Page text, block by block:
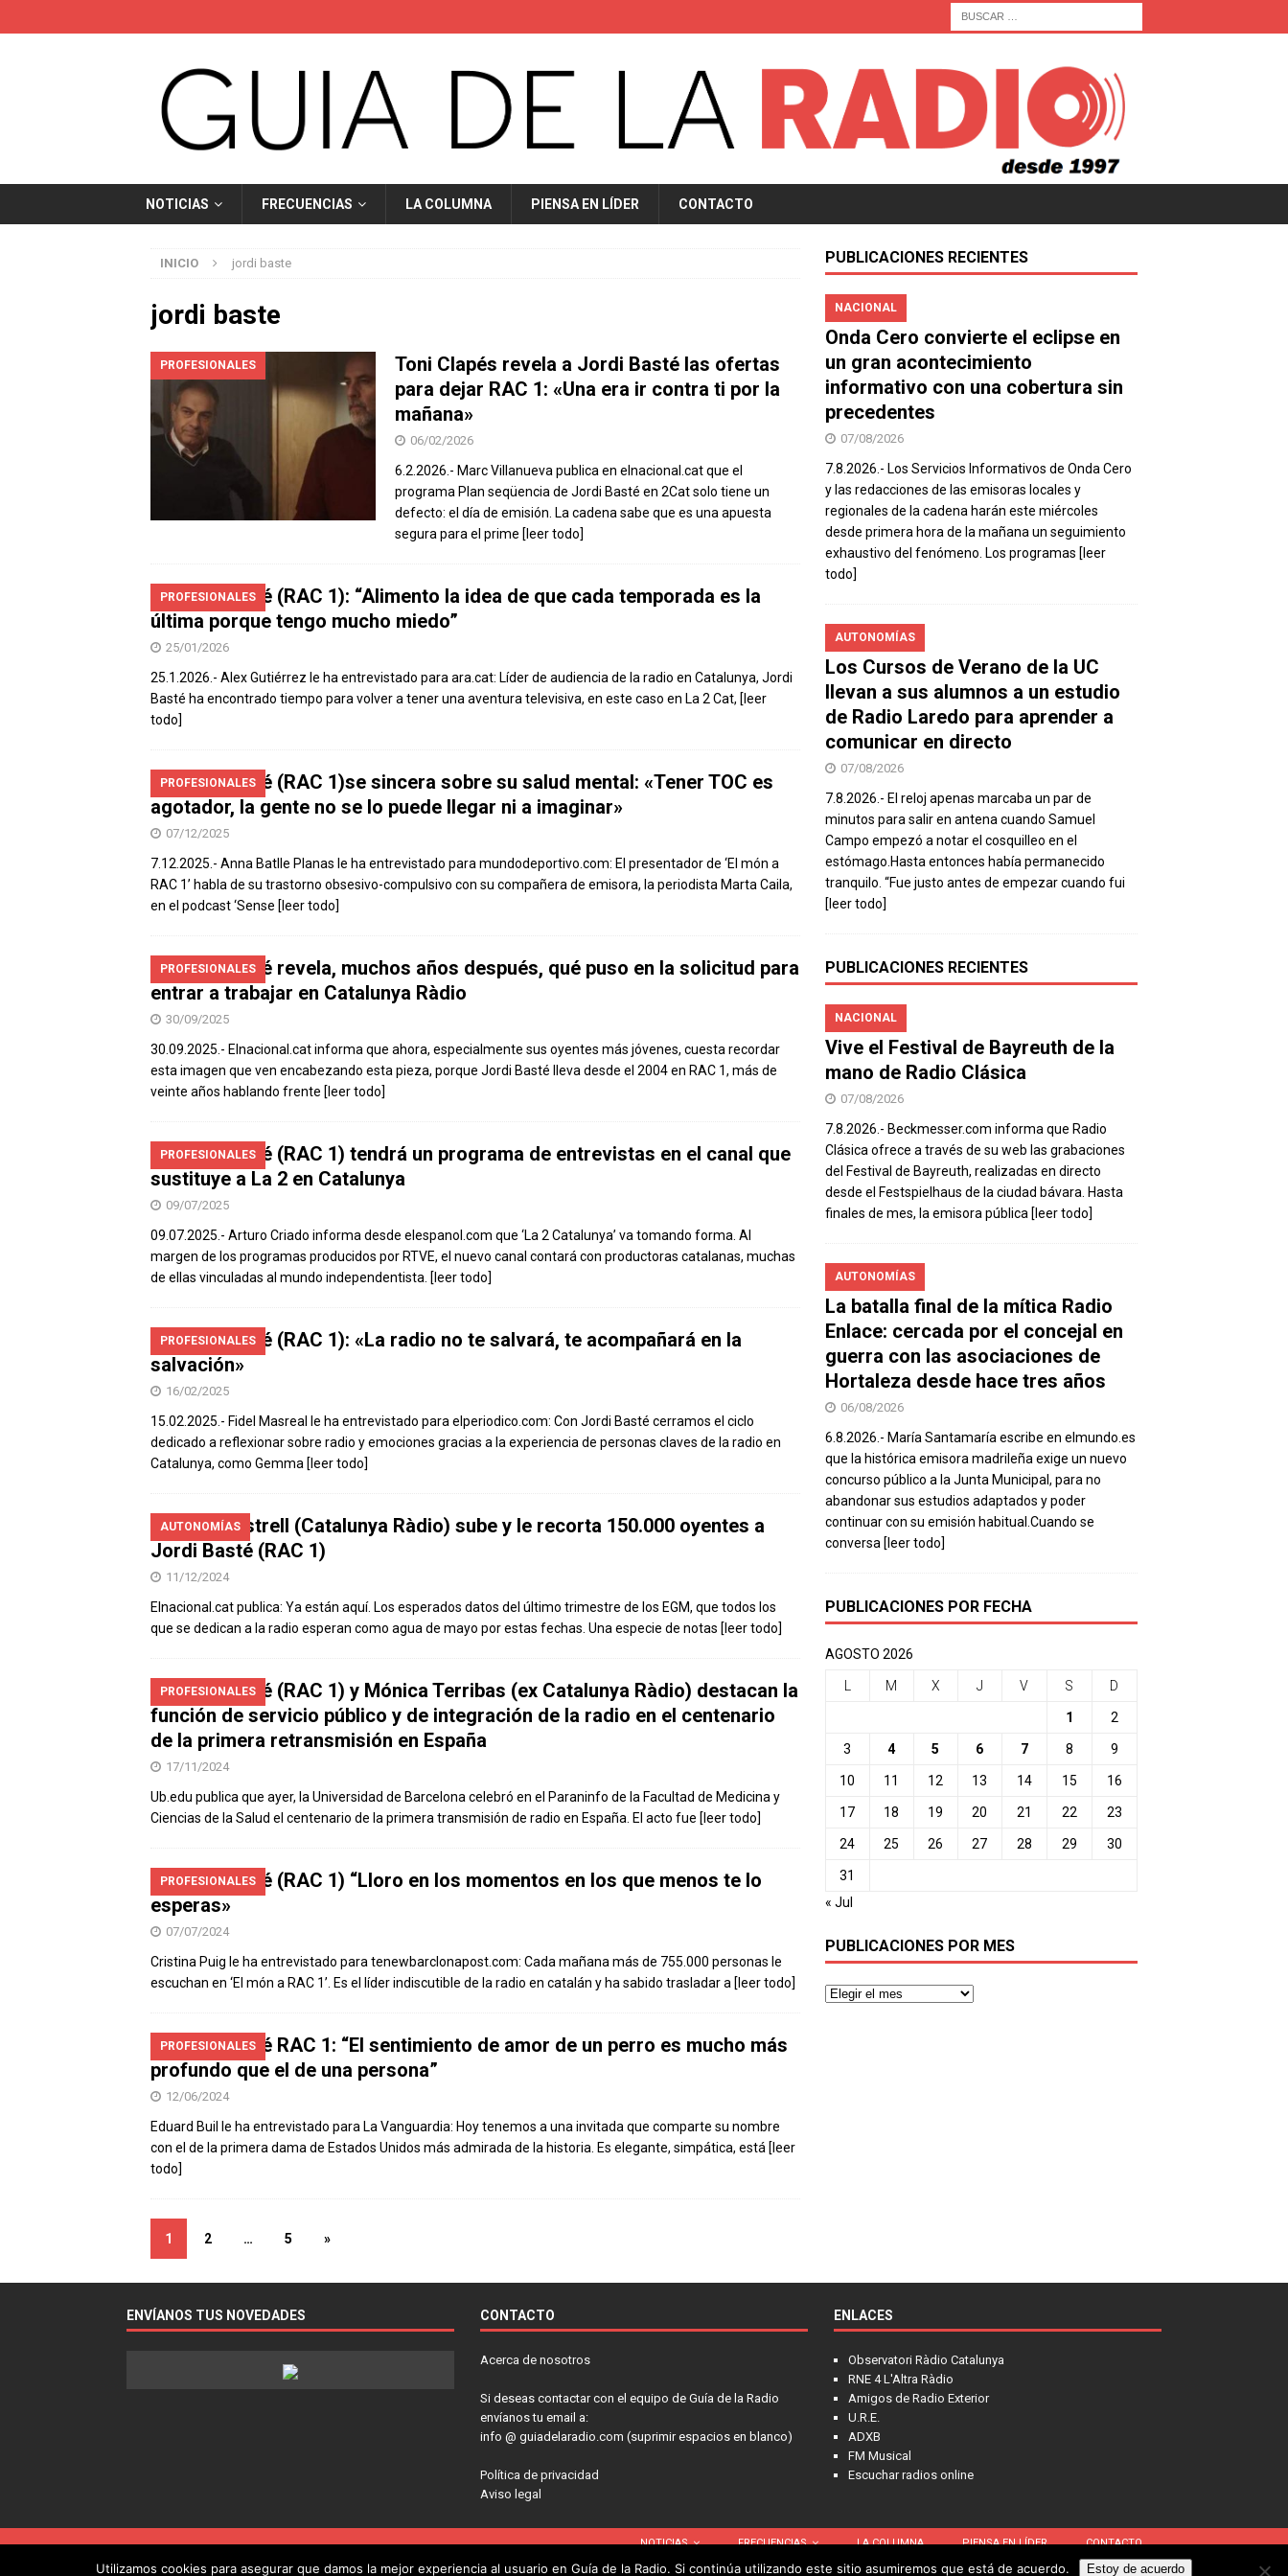
NOTICIAS FRECUENCIAS LA COLUMNA PIENSA EN LÍDER CONTACTO
INICIO jordi baste
jordi baste
PROFESIONALES
Toni Clapés revela a Jordi Basté las ofertas
para dejar RAC 1: «Una era ir contra ti por la
mañana»
06/02/2026
6.2.2026.- Marc Villanueva publica en elnacional.cat que el
programa Plan seqüencia de Jordi Basté en 2Cat solo tiene un
defecto: el día de emisión. La cadena sabe que es una apuesta
segura para el prime [leer todo]
PROFESIONALES
Jordi Basté (RAC 1): “Alimento la idea de que cada temporada es la
última porque tengo mucho miedo”
25/01/2026
25.1.2026.- Alex Gutiérrez le ha entrevistado para ara.cat: Líder de audiencia de la radio en Catalunya, Jordi
Basté ha encontrado tiempo para volver a tener una aventura televisiva, en este caso en La 2 Cat, [leer
todo]
PROFESIONALES
Jordi Basté (RAC 1)se sincera sobre su salud mental: «Tener TOC es
agotador, la gente no se lo puede llegar ni a imaginar»
07/12/2025
7.12.2025.- Anna Batlle Planas le ha entrevistado para mundodeportivo.com: El presentador de ‘El món a
RAC 1’ habla de su trastorno obsesivo-compulsivo con su compañera de emisora, la periodista Marta Caila,
en el podcast ‘Sense [leer todo]
PROFESIONALES
Jordi Basté revela, muchos años después, qué puso en la solicitud para
entrar a trabajar en Catalunya Ràdio
30/09/2025
30.09.2025.- Elnacional.cat informa que ahora, especialmente sus oyentes más jóvenes, cuesta recordar
esta imagen que ven encabezando esta pieza, porque Jordi Basté lleva desde el 2004 en RAC 1, más de
veinte años hablando frente [leer todo]
PROFESIONALES
Jordi Basté (RAC 1) tendrá un programa de entrevistas en el canal que
sustituye a La 2 en Catalunya
09/07/2025
09.07.2025.- Arturo Criado informa desde elespanol.com que ‘La 2 Catalunya’ va tomando forma. Al
margen de los programas producidos por RTVE, el nuevo canal contará con productoras catalanas, muchas
de ellas vinculadas al mundo independentista. [leer todo]
PROFESIONALES
Jordi Basté (RAC 1): «La radio no te salvará, te acompañará en la
salvación»
16/02/2025
15.02.2025.- Fidel Masreal le ha entrevistado para elperiodico.com: Con Jordi Basté cerramos el ciclo
dedicado a reflexionar sobre radio y emociones gracias a la experiencia de personas claves de la radio en
Catalunya, como Gemma [leer todo]
AUTONOMÍAS
Ricard Ustrell (Catalunya Ràdio) sube y le recorta 150.000 oyentes a
Jordi Basté (RAC 1)
11/12/2024
Elnacional.cat publica: Ya están aquí. Los esperados datos del último trimestre de los EGM, que todos los
que se dedican a la radio esperan como agua de mayo por estas fechas. Una especie de notas [leer todo]
PROFESIONALES
Jordi Basté (RAC 1) y Mónica Terribas (ex Catalunya Ràdio) destacan la
función de servicio público y de integración de la radio en el centenario
de la primera retransmisión en España
17/11/2024
Ub.edu publica que ayer, la Universidad de Barcelona celebró en el Paraninfo de la Facultad de Medicina y
Ciencias de la Salud el centenario de la primera transmisión de radio en España. El acto fue [leer todo]
PROFESIONALES
Jordi Basté (RAC 1) “Lloro en los momentos en los que menos te lo
esperas»
07/07/2024
Cristina Puig le ha entrevistado para tenewbarclonapost.com: Cada mañana más de 755.000 personas le
escuchan en ‘El món a RAC 1’. Es el líder indiscutible de la radio en catalán y ha sabido trasladar a [leer todo]
PROFESIONALES
Jordi Basté RAC 1: “El sentimiento de amor de un perro es mucho más
profundo que el de una persona”
12/06/2024
Eduard Buil le ha entrevistado para La Vanguardia: Hoy tenemos a una invitada que comparte su nombre
con el de la primera dama de Estados Unidos más admirada de la historia. Es elegante, simpática, está [leer
todo]
1 2 … 5 »
PUBLICACIONES RECIENTES
NACIONAL
Onda Cero convierte el eclipse en
un gran acontecimiento
informativo con una cobertura sin
precedentes
07/08/2026
7.8.2026.- Los Servicios Informativos de Onda Cero
y las redacciones de las emisoras locales y
regionales de la cadena harán este miércoles
desde primera hora de la mañana un seguimiento
exhaustivo del fenómeno. Los programas [leer
todo]
AUTONOMÍAS
Los Cursos de Verano de la UC
llevan a sus alumnos a un estudio
de Radio Laredo para aprender a
comunicar en directo
07/08/2026
7.8.2026.- El reloj apenas marcaba un par de
minutos para salir en antena cuando Samuel
Campo empezó a notar el cosquilleo en el
estómago.Hasta entonces había permanecido
tranquilo. “Fue justo antes de empezar cuando fui
[leer todo]
PUBLICACIONES RECIENTES
NACIONAL
Vive el Festival de Bayreuth de la
mano de Radio Clásica
07/08/2026
7.8.2026.- Beckmesser.com informa que Radio
Clásica ofrece a través de su web las grabaciones
del Festival de Bayreuth, realizadas en directo
desde el Festspielhaus de la ciudad bávara. Hasta
finales de mes, la emisora pública [leer todo]
AUTONOMÍAS
La batalla final de la mítica Radio
Enlace: cercada por el concejal en
guerra con las asociaciones de
Hortaleza desde hace tres años
06/08/2026
6.8.2026.- María Santamaría escribe en elmundo.es
que la histórica emisora madrileña exige un nuevo
concurso público a la Junta Municipal, para no
abandonar sus estudios adaptados y poder
continuar con su emisión habitual.Cuando se
conversa [leer todo]
PUBLICACIONES POR FECHA
AGOSTO 2026
L M X J V S D
1 2
3 4 5 6 7 8 9
10 11 12 13 14 15 16
17 18 19 20 21 22 23
24 25 26 27 28 29 30
31
« Jul
PUBLICACIONES POR MES
ENVÍANOS TUS NOVEDADES CONTACTO
Acerca de nosotros
Si deseas contactar con el equipo de Guía de la Radio
envíanos tu email a:
info @ guiadelaradio.com (suprimir espacios en blanco)
Política de privacidad
Aviso legal
ENLACES
Observatori Ràdio Catalunya
RNE 4 L'Altra Ràdio
Amigos de Radio Exterior
U.R.E.
ADXB
FM Musical
Escuchar radios online
NOTICIAS FRECUENCIAS LA COLUMNA PIENSA EN LÍDER CONTACTO
Utilizamos cookies para asegurar que damos la mejor experiencia al usuario en Guía de la Radio. Si continúa utilizando este sitio asumiremos que está de acuerdo. Estoy de acuerdo